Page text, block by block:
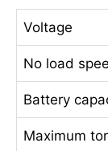
Voltage
No load
Battery
Maximum